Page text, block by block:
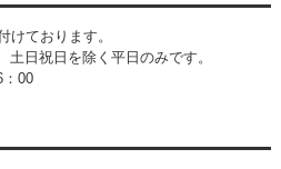
けております。
土日祝日を除く平日のみです。
：00